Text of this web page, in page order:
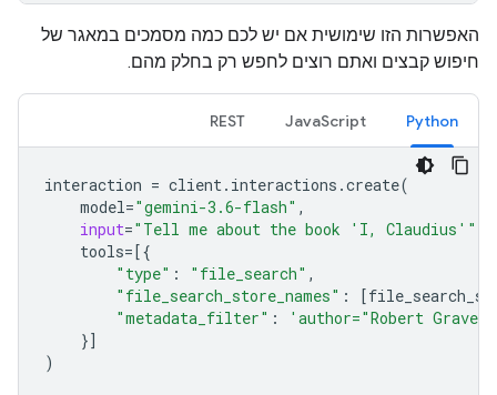
האפשרות הזו שימושית אם יש לכם כמה מסמכים במאגר של
חיפוש קבצים ואתם רוצים לחפש רק בחלק מהם.
Python
JavaScript
REST
interaction = client. interactions .create(
model="gemini-3.6-flash" ,
input="Tell me about the book 'I, Claudius'"
tools=[{
"type" : "file_search" ,
"file_search_store_names" : [
"metadata_filter" :
'author="Robert
}]
)